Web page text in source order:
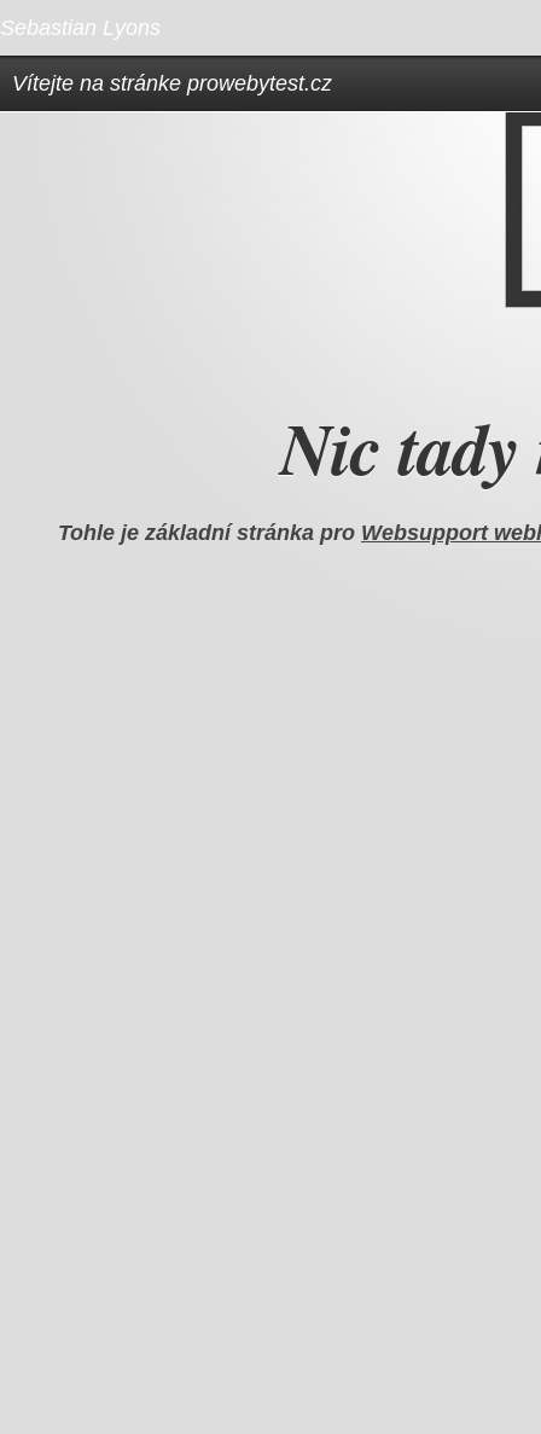
Sebastian Lyons
Vítejte na stránke prowebytest.cz
Nic tady
Tohle je základní stránka pro Websupport